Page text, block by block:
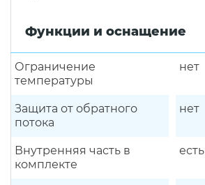
Функции и оснащение
Ограничение
температуры
нет
Защита от обратного
потока
нет
Внутренняя часть в
комплекте
есть